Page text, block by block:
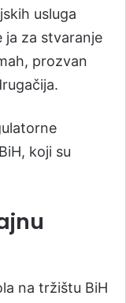
usluga
ja za stvaranje
prozvan
koji su
na tržištu BiH